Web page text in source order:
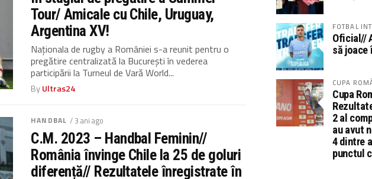
Tour/ Amicale cu Chile, Uruguay,
Argentina XV!
Naționala de rugby a României s-a reunit pentru o
pregătire centralizată la București în vederea
participării la Turneul de Vară World...
ByUltras24
HANDBAL / 3 ani ago
C.M. 2023 – Handbal Feminin//
România învinge Chile la 25 de goluri
diferență// Rezultatele înregistrate în
FOTBAL
Oficial//
să joace
CUPA
Cupa
2 al
au avut
4 dintre
punctul